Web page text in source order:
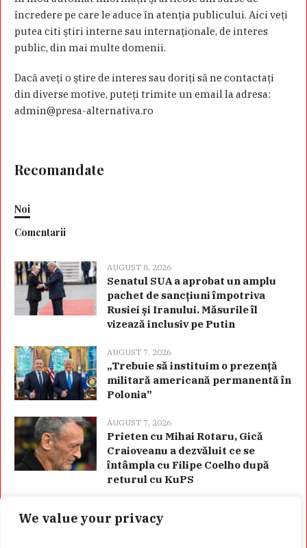
We value your privacy
încredere pe care le aduce în atenţia publicului. Aici veţi
putea citi ştiri interne sau internaţionale, de interes
public, din mai multe domenii.
Dacă aveţi o ştire de interes sau doriţi să ne contactaţi
din diverse motive, puteţi trimite un email la adresa:
admin@presa-alternativa.ro
Recomandate
Noi
Comentarii
AUGUST 8, 2026
Senatul SUA a aprobat un amplu
pachet de sancțiuni împotriva
Rusiei și Iranului. Măsurile îl
vizează inclusiv pe Putin
AUGUST 7, 2026
„Trebuie să instituim o prezență
militară americană permanentă în
Polonia”
AUGUST 7, 2026
Prieten cu Mihai Rotaru, Gică
Craioveanu a dezvăluit ce se
întâmpla cu Filipe Coelho după
returul cu KuPS
Categorii